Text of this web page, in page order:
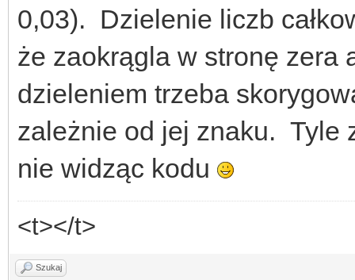
0,03). Dzielenie liczb
że zaokrągla w stronę zera
dzieleniem trzeba
zależnie od jej znaku. Tyle
nie widząc kodu
<t></t>
Szukaj